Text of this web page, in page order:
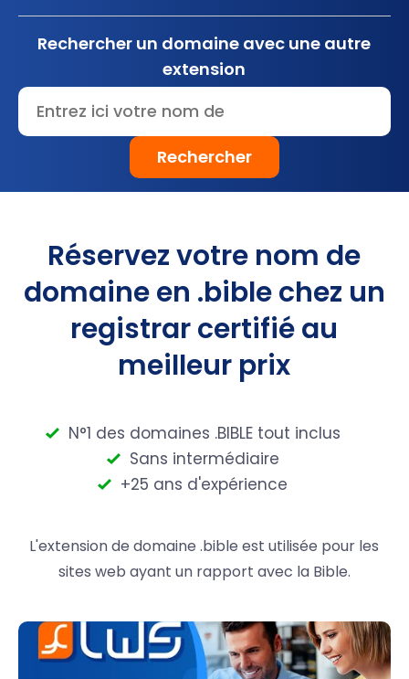
Rechercher un domaine avec une autre
extension
Rechercher
Réservez votre nom de
domaine en .bible chez un
registrar certifié au
meilleur prix
N°1 des domaines .BIBLE tout inclus
Sans intermédiaire
+25 ans d'expérience
L'extension de domaine .bible est utilisée pour les
sites web ayant un rapport avec la Bible.